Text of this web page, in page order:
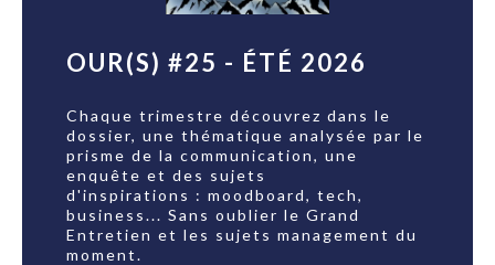
OUR(S) #25 - ÉTÉ 2026
Chaque trimestre découvrez dans le
dossier, une thématique analysée par le
prisme de la communication, une
enquête et des sujets
d'inspirations : moodboard, tech,
business... Sans oublier le Grand
Entretien et les sujets management du
moment.